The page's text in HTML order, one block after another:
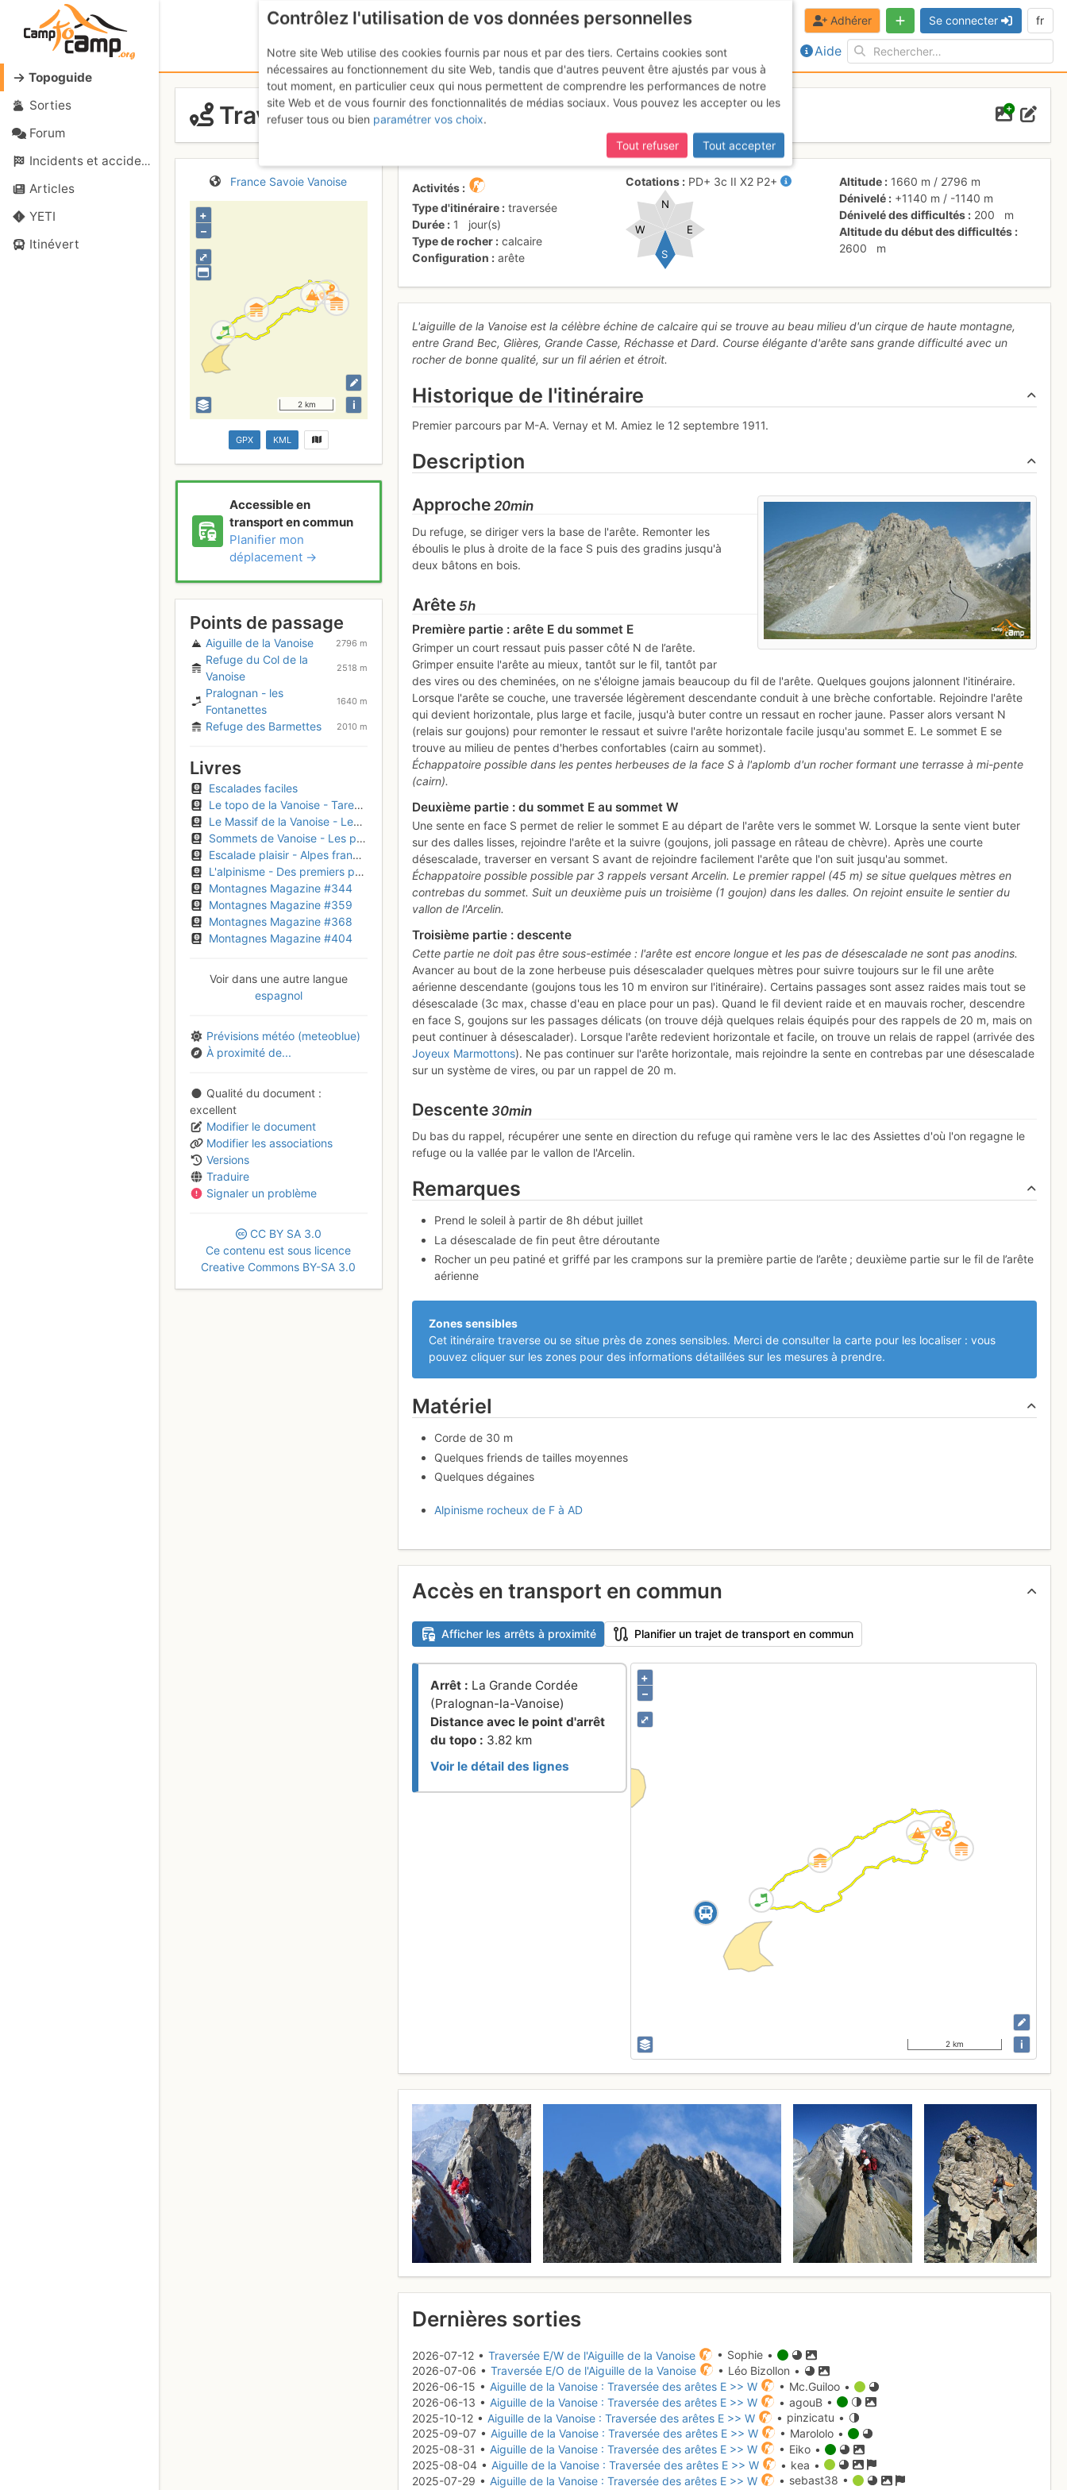
Topoguide
Sorties
Forum
Incidents et accidents
Articles
YETI
Itinévert
Aide
Adhérer Se connecter fr
Traversée E/W de l'Aiguille de la Vanoise
France Savoie Vanoise
⤢
+
–
2 km i
GPX KML
Accessible en
transport en commun
Planifier mon
déplacement →
Points de passage
Aiguille de la Vanoise 2796 m
Refuge du Col de la
Vanoise
2518 m
Pralognan - les
Fontanettes
1640 m
Refuge des Barmettes 2010 m
Livres
Escalades faciles
Le topo de la Vanoise - Tarentaise - Beaufortain
Le Massif de la Vanoise - Les 100 plus belles courses et randonnées
Sommets de Vanoise - Les plus belles courses faciles
Escalade plaisir - Alpes françaises du Nord
L'alpinisme - Des premiers pas aux grandes ascensions
Montagnes Magazine #344
Montagnes Magazine #359
Montagnes Magazine #368
Montagnes Magazine #404
Voir dans une autre langue
espagnol
Prévisions météo (meteoblue)
À proximité de...
Qualité du document
excellent
Modifier le document
Modifier les associations
Versions
Traduire
Signaler un problème
CC BY SA 3.0
Ce contenu est sous licence
Creative Commons BY-SA 3.0
Activités
Type d'itinéraire
traversée
Durée
1
jour(s)
Type de rocher
calcaire
Configuration
arête
Cotations PD+ 3c IIX2 P2+
E
W
S
N
Altitude 1660 m / 2796 m
Dénivelé
+1140 m / -1140 m
Dénivelé des difficultés
200
m
Altitude du début des difficultés
2600
m
L'aiguille de la Vanoise est la célèbre échine de calcaire qui se trouve au beau milieu d'un cirque de haute montagne,
entre Grand Bec, Glières, Grande Casse, Réchasse et Dard. Course élégante d'arête sans grande difficulté avec un
rocher de bonne qualité, sur un fil aérien et étroit.
Historique de l'itinéraire
Premier parcours par M-A. Vernay et M. Amiez le 12 septembre 1911.
Description
Approche 20min
Du refuge, se diriger vers la base de l'arête. Remonter les
éboulis le plus à droite de la face S puis des gradins jusqu'à
deux bâtons en bois.
Arête 5h
Première partie : arête E du sommet E
Grimper un court ressaut puis passer côté N de l’arête.
Grimper ensuite l'arête au mieux, tantôt sur le fil, tantôt par
des vires ou des cheminées, on ne s'éloigne jamais beaucoup du fil de l'arête. Quelques goujons jalonnent l'itinéraire.
Lorsque l'arête se couche, une traversée légèrement descendante conduit à une brèche confortable. Rejoindre l'arête
qui devient horizontale, plus large et facile, jusqu'à buter contre un ressaut en rocher jaune. Passer alors versant N
(relais sur goujons) pour remonter le ressaut et suivre l'arête horizontale facile jusqu'au sommet E. Le sommet E se
trouve au milieu de pentes d'herbes confortables (cairn au sommet).
Échappatoire possible dans les pentes herbeuses de la face S à l'aplomb d'un rocher formant une terrasse à mi-pente
(cairn).
Deuxième partie : du sommet E au sommet W
Une sente en face S permet de relier le sommet E au départ de l'arête vers le sommet W. Lorsque la sente vient buter
sur des dalles lisses, rejoindre l'arête et la suivre (goujons, joli passage en râteau de chèvre). Après une courte
désescalade, traverser en versant S avant de rejoindre facilement l'arête que l'on suit jusqu'au sommet.
Échappatoire possible possible par 3 rappels versant Arcelin. Le premier rappel (45 m) se situe quelques mètres en
contrebas du sommet. Suit un deuxième puis un troisième (1 goujon) dans les dalles. On rejoint ensuite le sentier du
vallon de l'Arcelin.
Troisième partie : descente
Cette partie ne doit pas être sous-estimée : l'arête est encore longue et les pas de désescalade ne sont pas anodins.
Avancer au bout de la zone herbeuse puis désescalader quelques mètres pour suivre toujours sur le fil une arête
aérienne descendante (goujons tous les 10 m environ sur l'itinéraire). Certains passages sont assez raides mais tout se
désescalade (3c max, chasse d'eau en place pour un pas). Quand le fil devient raide et en mauvais rocher, descendre
en face S, goujons sur les passages délicats (on trouve déjà quelques relais équipés pour des rappels de 20 m, mais on
peut continuer à désescalader). Lorsque l'arête redevient horizontale et facile, on trouve un relais de rappel (arrivée des
Joyeux Marmottons). Ne pas continuer sur l'arête horizontale, mais rejoindre la sente en contrebas par une désescalade
sur un système de vires, ou par un rappel de 20 m.
Descente 30min
Du bas du rappel, récupérer une sente en direction du refuge qui ramène vers le lac des Assiettes d'où l'on regagne le
refuge ou la vallée par le vallon de l'Arcelin.
Remarques
Prend le soleil à partir de 8h début juillet
La désescalade de fin peut être déroutante
Rocher un peu patiné et griffé par les crampons sur la première partie de l’arête ; deuxième partie sur le fil de l’arête
aérienne
Zones sensibles
Cet itinéraire traverse ou se situe près de zones sensibles. Merci de consulter la carte pour les localiser : vous
pouvez cliquer sur les zones pour des informations détaillées sur les mesures à prendre.
Matériel
Corde de 30 m
Quelques friends de tailles moyennes
Quelques dégaines
Alpinisme rocheux de F à AD
Accès en transport en commun
Afficher les arrêts à proximité Planifier un trajet de transport en commun
Arrêt : La Grande Cordée
(Pralognan-la-Vanoise)
Distance avec le point d'arrêt
du topo : 3.82 km
Voir le détail des lignes
⤢
+
–
2 km i
Dernières sorties
2026-07-12 •Traversée E/W de l'Aiguille de la Vanoise
• Sophie •
2026-07-06 •Traversée E/O de l'Aiguille de la Vanoise
• Léo Bizollon •
2026-06-15 • Aiguille de la Vanoise : Traversée des arêtes E >> W
• Mc.Guiloo •
2026-06-13 • Aiguille de la Vanoise : Traversée des arêtes E >> W
• agouB •
2025-10-12 • Aiguille de la Vanoise : Traversée des arêtes E >> W
• pinzicatu •
2025-09-07 • Aiguille de la Vanoise : Traversée des arêtes E >> W
• Marololo •
2025-08-31 • Aiguille de la Vanoise : Traversée des arêtes E >> W
• Eiko •
2025-08-04 • Aiguille de la Vanoise : Traversée des arêtes E >> W
• kea •
2025-07-29 • Aiguille de la Vanoise : Traversée des arêtes E >> W • sebast38 •
Contrôlez l'utilisation de vos données personnelles
Notre site Web utilise des cookies fournis par nous et par des tiers. Certains cookies sont
nécessaires au fonctionnement du site Web, tandis que d'autres peuvent être ajustés par vous à
tout moment, en particulier ceux qui nous permettent de comprendre les performances de notre
site Web et de vous fournir des fonctionnalités de médias sociaux. Vous pouvez les accepter ou les
refuser tous ou bien paramétrer vos choix.
Tout refuser
Tout accepter